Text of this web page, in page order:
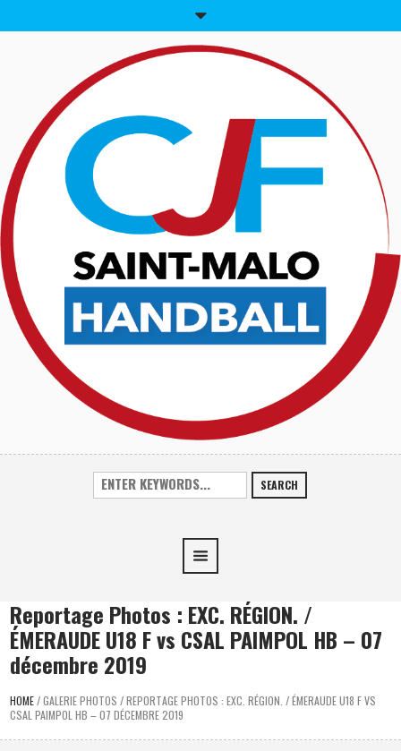
SEARCH
Reportage Photos : EXC. RÉGION. /
ÉMERAUDE U18 F vs CSAL PAIMPOL HB – 07
décembre 2019
HOME/GALERIE PHOTOS /REPORTAGE PHOTOS : EXC. RÉGION. / ÉMERAUDE U18 F VS
CSAL PAIMPOL HB – 07 DÉCEMBRE 2019